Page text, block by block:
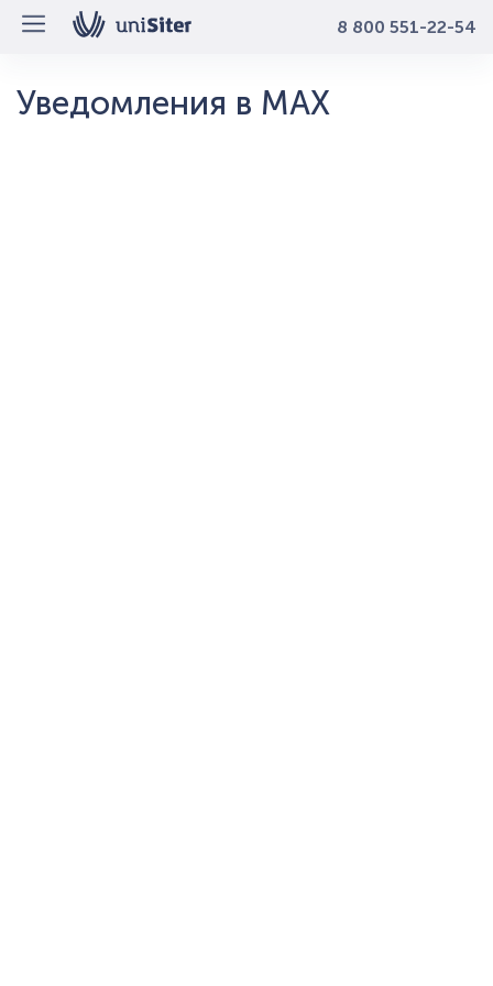
8 800 551-22-54
Уведомления в MAX